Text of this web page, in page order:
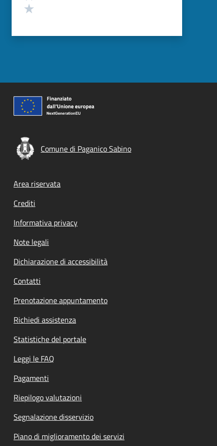
Comune di Paganico Sabino
Footer menu
Area riservata
Crediti
Informativa privacy
Note legali
Dichiarazione di accessibilità
Contatti
Prenotazione appuntamento
Richiedi assistenza
Statistiche del portale
Leggi le FAQ
Pagamenti
Riepilogo valutazioni
Segnalazione disservizio
Piano di miglioramento dei servizi